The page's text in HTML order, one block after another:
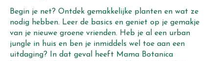
Begin je net? Ontdek gemakkelijke planten en wat ze
nodig hebben. Leer de basics en geniet op je gemakje
van je nieuwe groene vrienden. Heb je al een urban
jungle in huis en ben je inmiddels wel toe aan een
uitdaging? In dat geval heeft Mama Botanica